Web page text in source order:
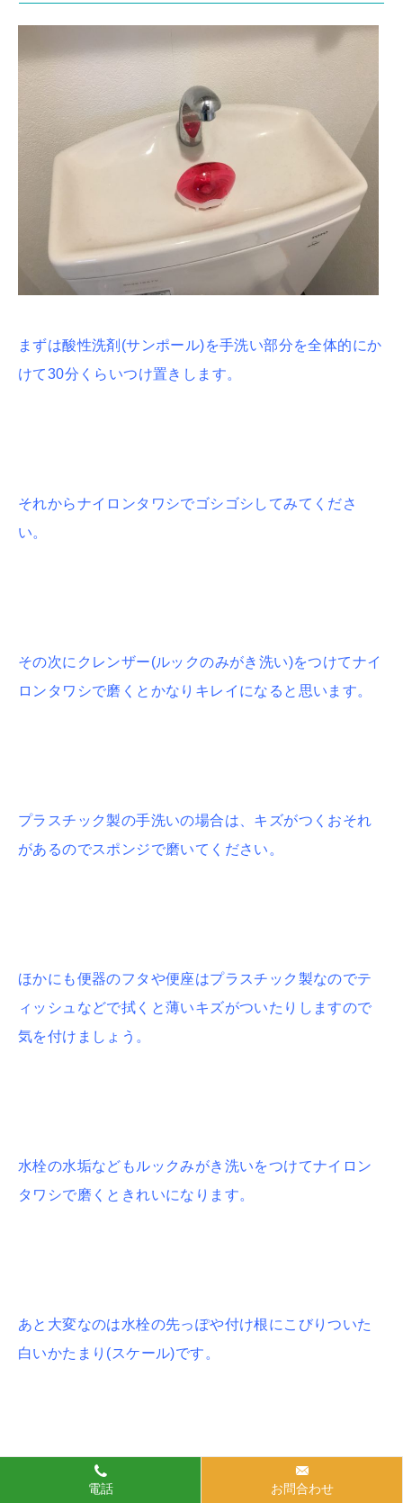
まずは酸性洗剤(サンポール)を手洗い部分を全体的にか
けて30分くらいつけ置きします。
それからナイロンタワシでゴシゴシしてみてくださ
い。
その次にクレンザー(ルックのみがき洗い)をつけてナイ
ロンタワシで磨くとかなりキレイになると思います。
プラスチック製の手洗いの場合は、キズがつくおそれ
があるのでスポンジで磨いてください。
ほかにも便器のフタや便座はプラスチック製なのでテ
ィッシュなどで拭くと薄いキズがついたりしますので
気を付けましょう。
水栓の水垢などもルックみがき洗いをつけてナイロン
タワシで磨くときれいになります。
あと大変なのは水栓の先っぽや付け根にこびりついた
白いかたまり(スケール)です。
ナイロンタワシなどでこすっても落ちない場合は、ス
電話 お問合わせ